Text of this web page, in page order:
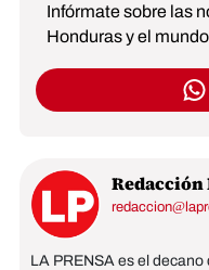
Infórmate sobre las
Honduras y el
Redacción
LA PRENSA es el